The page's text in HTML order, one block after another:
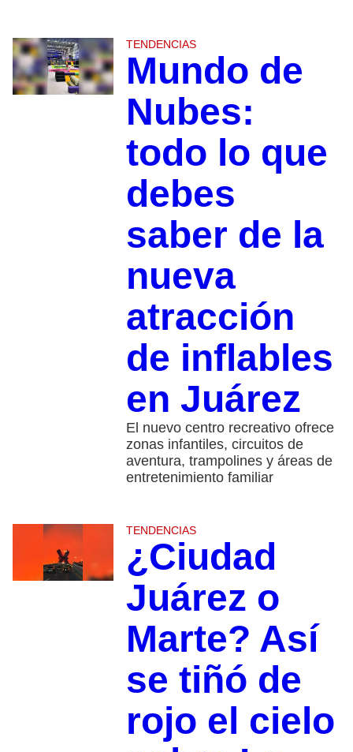
TENDENCIAS
Mundo de
Nubes:
todo lo que
debes
saber de la
nueva
atracción
de inflables
en Juárez
El nuevo centro recreativo ofrece
zonas infantiles, circuitos de
aventura, trampolines y áreas de
entretenimiento familiar
TENDENCIAS
¿Ciudad
Juárez o
Marte? Así
se tiñó de
rojo el cielo